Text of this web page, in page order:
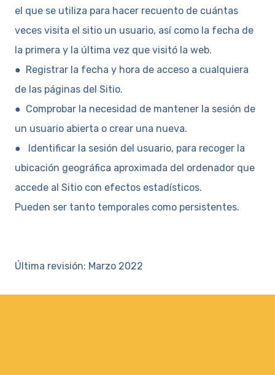
el que se utiliza para hacer recuento de cuántas
veces visita el sitio un usuario, así como la fecha de
la primera y la última vez que visitó la web.
● Registrar la fecha y hora de acceso a cualquiera
de las páginas del Sitio.
● Comprobar la necesidad de mantener la sesión de
un usuario abierta o crear una nueva.
● Identificar la sesión del usuario, para recoger la
ubicación geográfica aproximada del ordenador que
accede al Sitio con efectos estadísticos.
Pueden ser tanto temporales como persistentes.
Última revisión: Marzo 2022